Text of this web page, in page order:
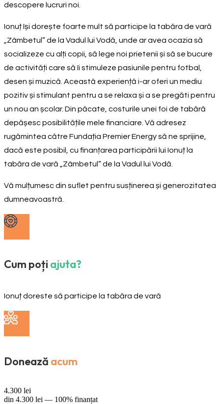
descopere lucruri noi.
Ionuț își dorește foarte mult să participe la tabăra de vară
„Zâmbetul” de la Vadul lui Vodă, unde ar avea ocazia să
socializeze cu alți copii, să lege noi prietenii și să se bucure
de activități care să îi stimuleze pasiunile pentru fotbal,
desen și muzică. Această experiență i-ar oferi un mediu
pozitiv și stimulant pentru a se relaxa și a se pregăti pentru
un nou an școlar. Din păcate, costurile unei foi de tabără
depășesc posibilitățile mele financiare. Vă adresez
rugămintea către Fundația Premier Energy să ne sprijine,
dacă este posibil, cu finanțarea participării lui Ionuț la
tabăra de vară „Zâmbetul” de la Vadul lui Vodă.
Vă mulțumesc din suflet pentru susținerea și generozitatea
dumneavoastră.
Cum poți ajuta?
Ionuț doreste să participe la tabăra de vară
Donează acum
4.300 lei
din 4.300 lei — 100% finanțat